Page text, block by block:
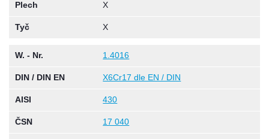
Plech X
Tyč X
W. - Nr. 1.4016
DIN / DIN EN X6Cr17 dle EN / DIN
AISI 430
ČSN 17 040